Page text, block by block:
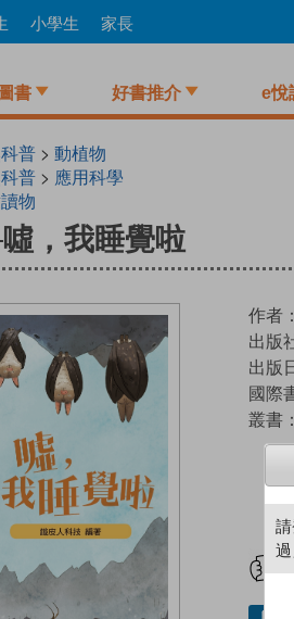
小學生 家長
圖書 好書推介 e悅
普 > 動植物
普 > 應用科學
物
，我睡覺啦
作者：
出版
出版
國際
叢書：
過